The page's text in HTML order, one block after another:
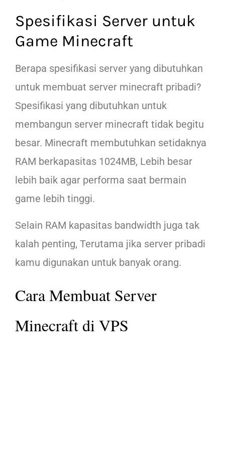
Spesifikasi Server untuk
Game Minecraft
Berapa spesifikasi server yang dibutuhkan
untuk membuat server minecraft pribadi?
Spesifikasi yang dibutuhkan untuk
membangun server minecraft tidak begitu
besar. Minecraft membutuhkan setidaknya
RAM berkapasitas 1024MB, Lebih besar
lebih baik agar performa saat bermain
game lebih tinggi.
Selain RAM kapasitas bandwidth juga tak
kalah penting, Terutama jika server pribadi
kamu digunakan untuk banyak orang.
Cara Membuat Server
Minecraft di VPS